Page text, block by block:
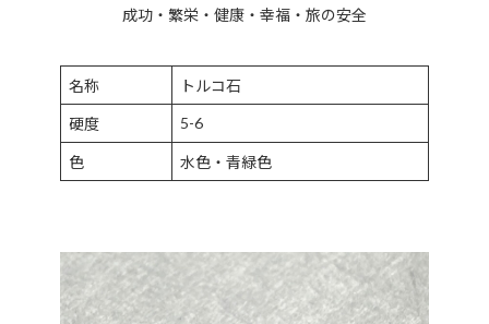
成功・繁栄・健康・幸福・旅の安全
名称 トルコ石
硬度 5-6
色 水色・青緑色